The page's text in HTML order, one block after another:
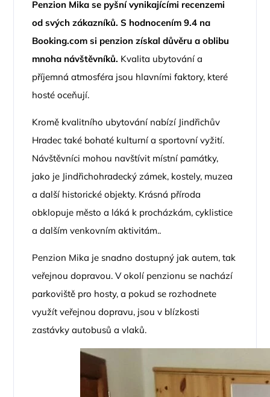
Penzion Mika se pyšní vynikajícími recenzemi
od svých zákazníků. S hodnocením 9.4 na
Booking.com si penzion získal důvěru a oblibu
mnoha návštěvníků. Kvalita ubytování a
příjemná atmosféra jsou hlavními faktory, které
hosté oceňují.
Kromě kvalitního ubytování nabízí Jindřichův
Hradec také bohaté kulturní a sportovní vyžití.
Návštěvníci mohou navštívit místní památky,
jako je Jindřichohradecký zámek, kostely, muzea
a další historické objekty. Krásná příroda
obklopuje město a láká k procházkám, cyklistice
a dalším venkovním aktivitám..
Penzion Mika je snadno dostupný jak autem, tak
veřejnou dopravou. V okolí penzionu se nachází
parkoviště pro hosty, a pokud se rozhodnete
využít veřejnou dopravu, jsou v blízkosti
zastávky autobusů a vlaků.